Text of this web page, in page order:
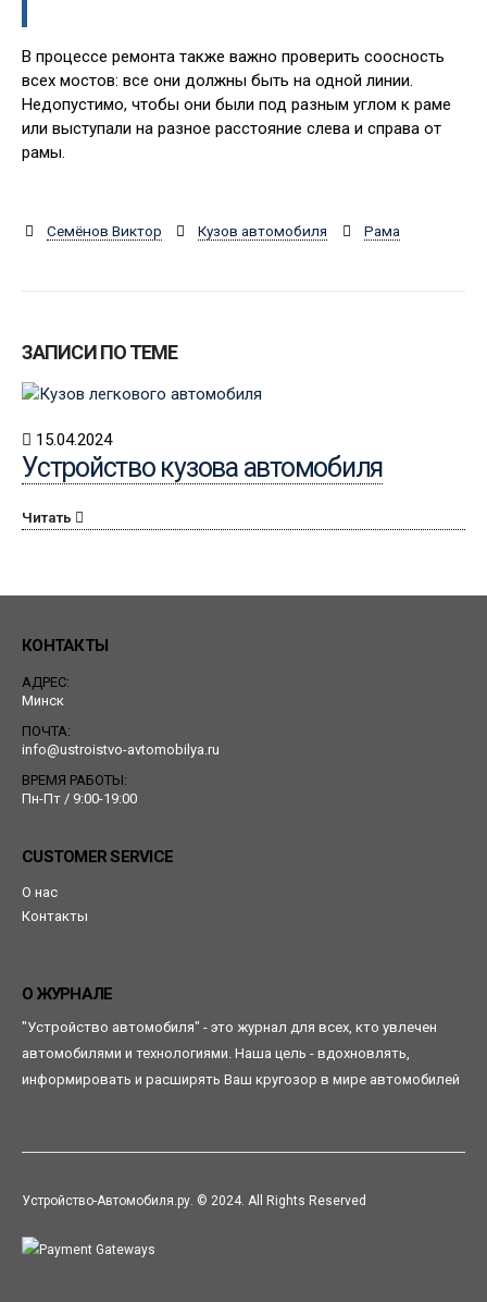
В процессе ремонта также важно проверить соосность
всех мостов: все они должны быть на одной линии.
Недопустимо, чтобы они были под разным углом к раме
или выступали на разное расстояние слева и справа от
рамы.
Семёнов Виктор Кузов автомобиля Рама
ЗАПИСИ ПО ТЕМЕ
15.04.2024
Устройство кузова автомобиля
Читать
КОНТАКТЫ
АДРЕС:
Минск
ПОЧТА:
info@ustroistvo-avtomobilya.ru
ВРЕМЯ РАБОТЫ:
Пн-Пт / 9:00-19:00
CUSTOMER SERVICE
О нас
Контакты
О ЖУРНАЛЕ
"Устройство автомобиля" - это журнал для всех, кто увлечен
автомобилями и технологиями. Наша цель - вдохновлять,
информировать и расширять Ваш кругозор в мире автомобилей
Устройство-Автомобиля.ру. © 2024. All Rights Reserved